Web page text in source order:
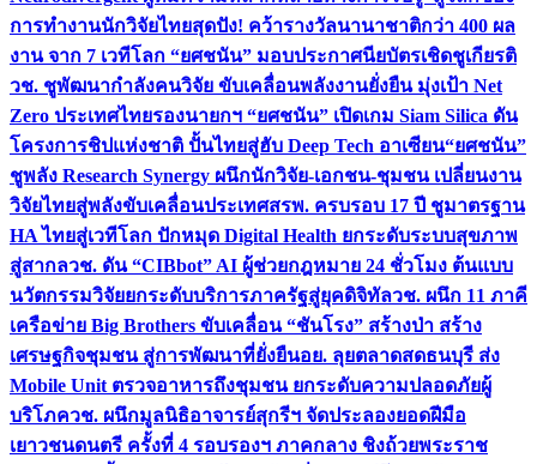
การทำงานนักวิจัยไทยสุดปัง! คว้ารางวัลนานาชาติกว่า 400 ผล
งาน จาก 7 เวทีโลก “ยศชนัน” มอบประกาศนียบัตรเชิดชูเกียรติ
วช. ชูพัฒนากำลังคนวิจัย ขับเคลื่อนพลังงานยั่งยืน มุ่งเป้า Net
Zero ประเทศไทยรองนายกฯ “ยศชนัน” เปิดเกม Siam Silica ดัน
โครงการชิปแห่งชาติ ปั้นไทยสู่ฮับ Deep Tech อาเซียน“ยศชนัน”
ชูพลัง Research Synergy ผนึกนักวิจัย-เอกชน-ชุมชน เปลี่ยนงาน
วิจัยไทยสู่พลังขับเคลื่อนประเทศสรพ. ครบรอบ 17 ปี ชูมาตรฐาน
HA ไทยสู่เวทีโลก ปักหมุด Digital Health ยกระดับระบบสุขภาพ
สู่สากลวช. ดัน “CIBbot” AI ผู้ช่วยกฎหมาย 24 ชั่วโมง ต้นแบบ
นวัตกรรมวิจัยยกระดับบริการภาครัฐสู่ยุคดิจิทัลวช. ผนึก 11 ภาคี
เครือข่าย Big Brothers ขับเคลื่อน “ชันโรง” สร้างป่า สร้าง
เศรษฐกิจชุมชน สู่การพัฒนาที่ยั่งยืนอย. ลุยตลาดสดธนบุรี ส่ง
Mobile Unit ตรวจอาหารถึงชุมชน ยกระดับความปลอดภัยผู้
บริโภควช. ผนึกมูลนิธิอาจารย์สุกรีฯ จัดประลองยอดฝีมือ
เยาวชนดนตรี ครั้งที่ 4 รอบรองฯ ภาคกลาง ชิงถ้วยพระราช